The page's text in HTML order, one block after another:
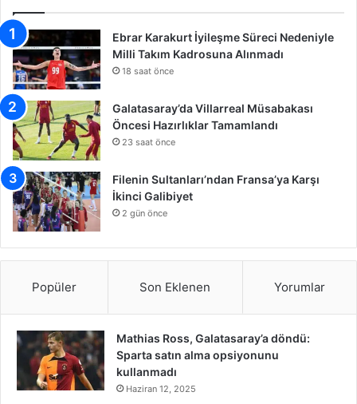
Ebrar Karakurt İyileşme Süreci Nedeniyle
Milli Takım Kadrosuna Alınmadı
18 saat önce
Galatasaray’da Villarreal Müsabakası
Öncesi Hazırlıklar Tamamlandı
23 saat önce
Filenin Sultanları’ndan Fransa’ya Karşı
İkinci Galibiyet
2 gün önce
Popüler Son Eklenen Yorumlar
Mathias Ross, Galatasaray’a döndü:
Sparta satın alma opsiyonunu
kullanmadı
Haziran 12, 2025